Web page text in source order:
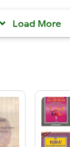
Load More